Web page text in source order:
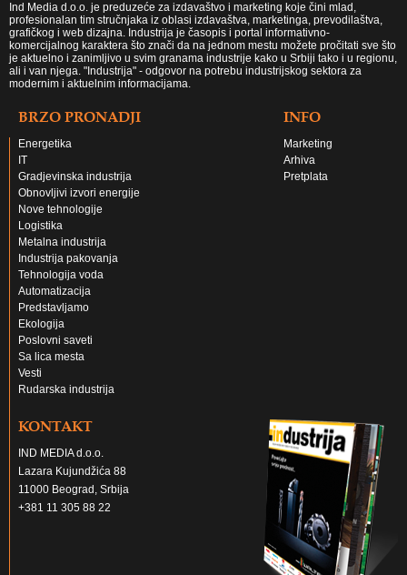
Ind Media d.o.o. je preduzeće za izdavaštvo i marketing koje čini mlad,
profesionalan tim stručnjaka iz oblasi izdavaštva, marketinga, prevodilaštva,
grafičkog i web dizajna. Industrija je časopis i portal informativno-
komercijalnog karaktera što znači da na jednom mestu možete pročitati sve što
je aktuelno i zanimljivo u svim granama industrije kako u Srbiji tako i u regionu,
ali i van njega. "Industrija" - odgovor na potrebu industrijskog sektora za
modernim i aktuelnim informacijama.
BRZO PRONADJI
Energetika
IT
Gradjevinska industrija
Obnovljivi izvori energije
Nove tehnologije
Logistika
Metalna industrija
Industrija pakovanja
Tehnologija voda
Automatizacija
Predstavljamo
Ekologija
Poslovni saveti
Sa lica mesta
Vesti
Rudarska industrija
INFO
Marketing
Arhiva
Pretplata
KONTAKT
IND MEDIA d.o.o.
Lazara Kujundžića 88
11000 Beograd, Srbija
+381 11 305 88 22